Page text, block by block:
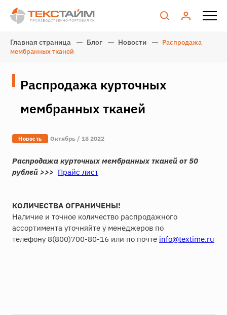
Главная страница Блог Новости
Распродажа
мембранных тканей
Распродажа курточных
мембранных тканей
Новость Октябрь / 18 2022
Распродажа курточных мембранных тканей от 50
рублей >>> Прайс лист
КОЛИЧЕСТВА ОГРАНИЧЕНЫ!
Наличие и точное количество распродажного
ассортимента уточняйте у менеджеров по
телефону 8(800)700-80-16 или по почте info@textime.ru